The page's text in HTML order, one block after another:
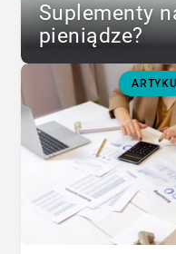
Suplementy
pieniądze?